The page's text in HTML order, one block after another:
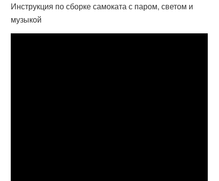
Инструкция по сборке самоката с паром, светом и
музыкой